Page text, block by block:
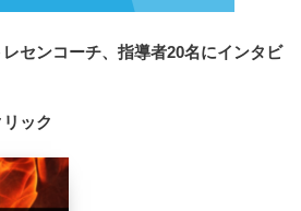
レセンコーチ、指導者20名にインタビ
ック